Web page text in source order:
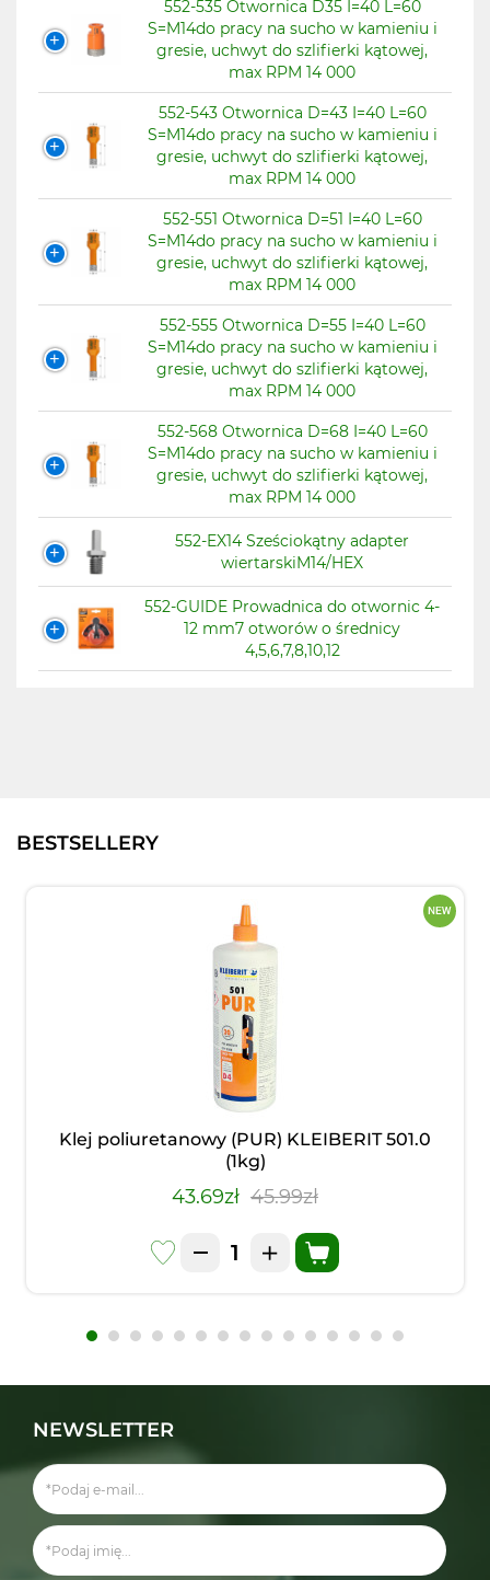
552-535 Otwornica D35 I=40 L=60
S=M14do pracy na sucho w kamieniu i
gresie, uchwyt do szlifierki kątowej,
max RPM 14 000
552-543 Otwornica D=43 I=40 L=60
S=M14do pracy na sucho w kamieniu i
gresie, uchwyt do szlifierki kątowej,
max RPM 14 000
552-551 Otwornica D=51 I=40 L=60
S=M14do pracy na sucho w kamieniu i
gresie, uchwyt do szlifierki kątowej,
max RPM 14 000
552-555 Otwornica D=55 I=40 L=60
S=M14do pracy na sucho w kamieniu i
gresie, uchwyt do szlifierki kątowej,
max RPM 14 000
552-568 Otwornica D=68 I=40 L=60
S=M14do pracy na sucho w kamieniu i
gresie, uchwyt do szlifierki kątowej,
max RPM 14 000
552-EX14 Sześciokątny adapter
wiertarskiM14/HEX
552-GUIDE Prowadnica do otwornic 4-
12 mm7 otworów o średnicy
4,5,6,7,8,10,12
BESTSELLERY
Klej poliuretanowy (PUR) KLEIBERIT 501.0
(1kg)
43.69zł 45.99zł
NEWSLETTER